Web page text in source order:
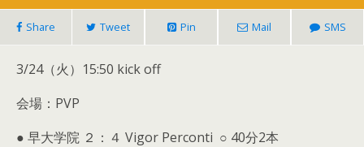
Share Tweet Pin Mail SMS
3/24（火）15:50 kick off
会場：PVP
● 早大学院 ２：４ Vigor Perconti ○ 40分2本